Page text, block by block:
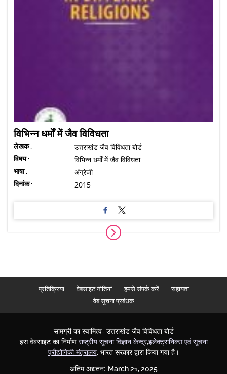
विभिन्न धर्मों में जैव विविधता
लेखक : उत्तराखंड जैव विविधता बोर्ड
विषय : विभिन्न धर्मों में जैव विविधता
भाषा : अंग्रेजी
दिनांक : 2015
प्रतिक्रिया वेबसाइट नीतियां हमसे संपर्क करें
सहायता
वेब सूचना प्रबंधक
सामग्री का स्वामित्व- उत्तराखंड जैव विविधता बोर्ड
इस वेबसाइट का निर्माण राष्ट्रीय सूचना विज्ञान केन्द्र,इलेक्ट्रानिक्स एवं सूचना
प्रौद्योगिकी मंत्रालय, भारत सरकार द्वारा किया गया है।
अंतिम अद्यतन: March 21, 2025